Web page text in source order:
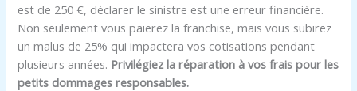
est de 250 €, déclarer le sinistre est une erreur financière.
Non seulement vous paierez la franchise, mais vous subirez
un malus de 25% qui impactera vos cotisations pendant
plusieurs années. Privilégiez la réparation à vos frais pour les
petits dommages responsables.